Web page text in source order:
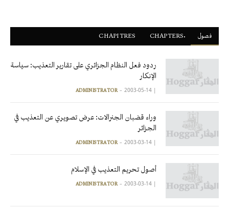
فصول CHAPITRES
ردود فعل النظام الجزائري على تقارير التعذيب: سياسة
الإنكار
|
ADMINISTRATOR 2003-05-14
وراء قضبان الجنرالات: عرض تصويري عن التعذيب في
الجزائر
|
ADMINISTRATOR 2003-03-14
أصول تحريم التعذيب في الإسلام
|
ADMINISTRATOR 2003-03-14